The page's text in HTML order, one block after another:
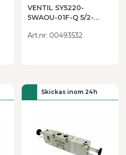
VENTIL SY5220-
5WAOU-01F-Q 5/2-
I H
Art.nr: 00493532
Skickas inom 24h